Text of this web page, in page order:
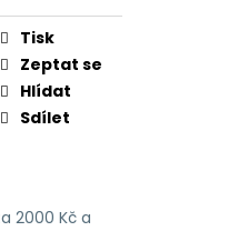
Tisk
Zeptat se
Hlídat
Sdílet
2000 Kč a